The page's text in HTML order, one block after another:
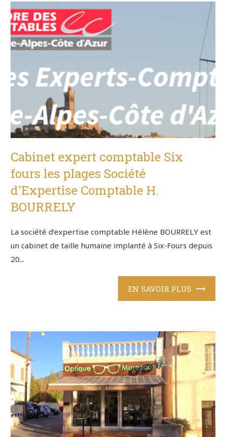
Cabinet expert comptable Six
fours les plages Société
d'Expertise Comptable H.
BOURRELY
La société d’expertise comptable Hélène BOURRELY est
un cabinet de taille humaine implanté à Six-Fours depuis
20...
EN SAVOIR PLUS